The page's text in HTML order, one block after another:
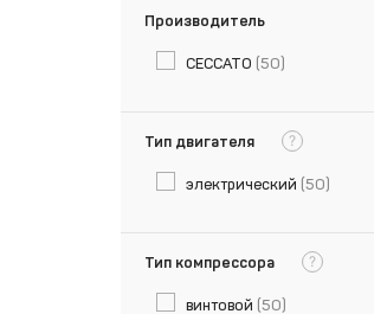
Производитель
CECCATO (50)
Тип двигателя ?
электрический (50)
Тип компрессора ?
винтовой (50)